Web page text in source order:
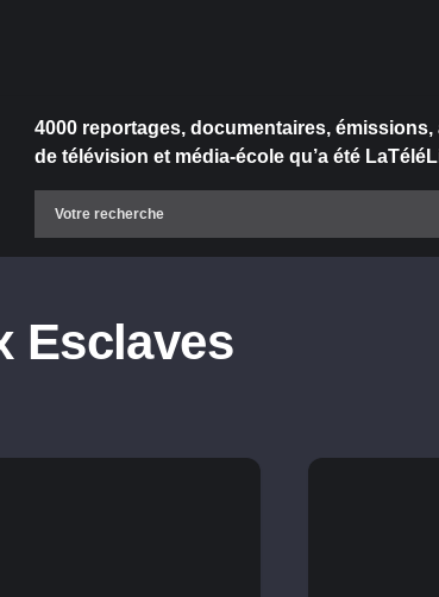
4000 reportages, documentaires,
de télévision et média-école qu’a été
Esclaves